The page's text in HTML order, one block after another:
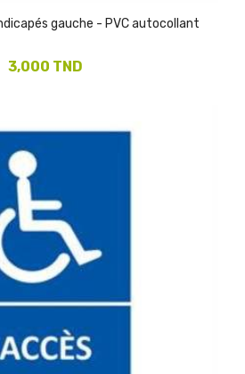
gauche - PVC autocollant
3,000 TND